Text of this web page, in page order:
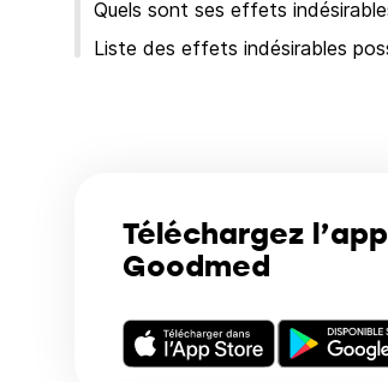
Quels sont ses effets
Liste des effets indésirables
Téléchargez l’app
Goodmed